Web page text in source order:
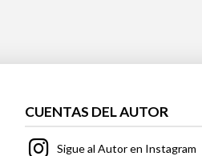
CUENTAS DEL AUTOR
Sigue al Autor en Instagram